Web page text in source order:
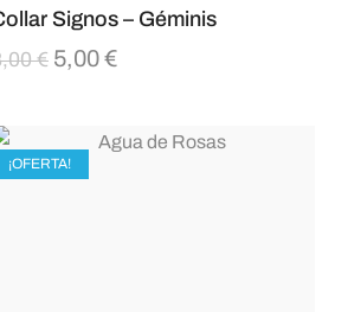
Signos – Géminis
€ 5,00€
¡OFERTA!